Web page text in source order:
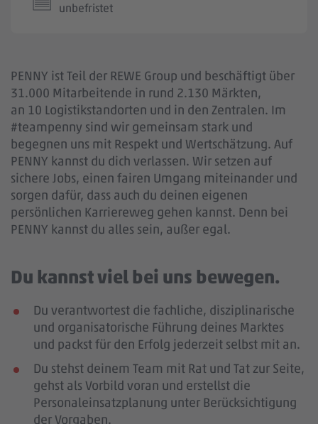
unbefristet
PENNY ist Teil der REWE Group und beschäftigt über
31.000 Mitarbeitende in rund 2.130 Märkten,
an 10 Logistikstandorten und in den Zentralen. Im
#teampenny sind wir gemeinsam stark und
begegnen uns mit Respekt und Wertschätzung. Auf
PENNY kannst du dich verlassen. Wir setzen auf
sichere Jobs, einen fairen Umgang miteinander und
sorgen dafür, dass auch du deinen eigenen
persönlichen Karriereweg gehen kannst. Denn bei
PENNY kannst du alles sein, außer egal.
Du kannst viel bei uns bewegen.
Du verantwortest die fachliche, disziplinarische
und organisatorische Führung deines Marktes
und packst für den Erfolg jederzeit selbst mit an.
Du stehst deinem Team mit Rat und Tat zur Seite,
gehst als Vorbild voran und erstellst die
Personaleinsatzplanung unter Berücksichtigung
der Vorgaben.